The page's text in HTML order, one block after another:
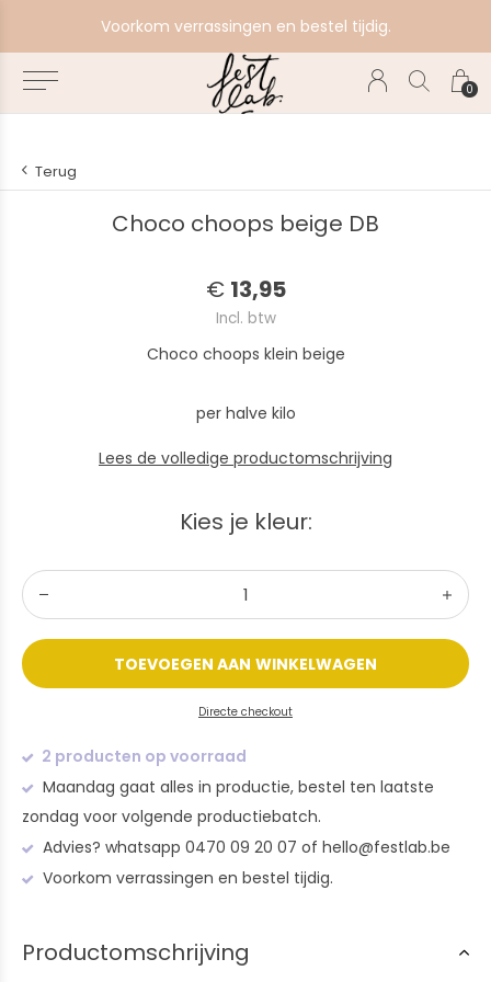
0
Voorkom verrassingen en bestel tijdig.
Terug
Choco choops beige DB
€ 13,95
Incl. btw
Choco choops klein beige
per halve kilo
Lees de volledige productomschrijving
Kies je kleur:
TOEVOEGEN AAN WINKELWAGEN
Directe checkout
2 producten op voorraad
Maandag gaat alles in productie, bestel ten laatste
zondag voor volgende productiebatch.
Advies? whatsapp 0470 09 20 07 of hello@festlab.be
Voorkom verrassingen en bestel tijdig.
Productomschrijving